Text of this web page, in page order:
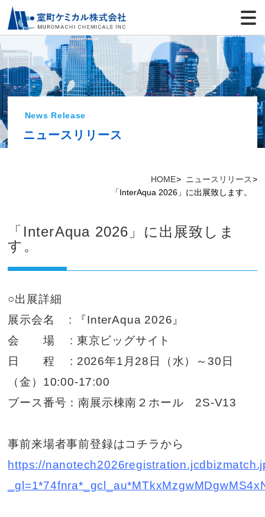
HOME
ニュースリリース
「InterAqua 2026」に出展致します。
News Release
ニュースリリース
「InterAqua 2026」に出展致しま
す。
○出展詳細
展示会名 : 『InterAqua 2026』
会 場 : 東京ビッグサイト
日 程 : 2026年1月28日（水）～30日
（金）10:00-17:00
ブース番号：南展示棟南２ホール 2S-V13
事前来場者事前登録はコチラから
https://